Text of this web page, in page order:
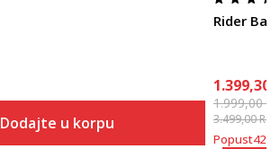
Dodajte u korpu
Rider Bay
1.399,30
1.999,00
3.499,00RSD
Popust42%